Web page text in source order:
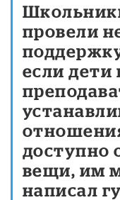
провели
если дети
доступно
вещи, им
написал